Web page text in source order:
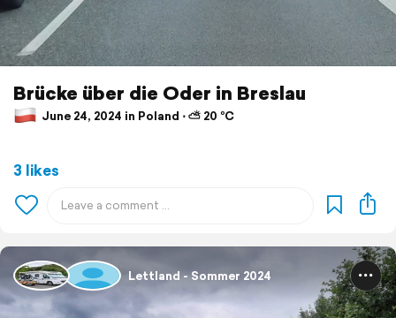
Brücke über die Oder in Breslau
June 24, 2024 in Poland ⋅ ⛅ 20 °C
3 likes
Lettland - Sommer 2024